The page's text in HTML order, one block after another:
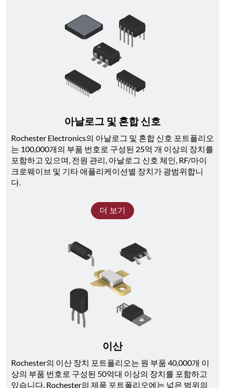
아날로그 및 혼합 신호
Rochester Electronics의 아날로그 및 혼합 신호 포트폴리오
는 100,000개의 부품 번호로 구성된 25억 개 이상의 장치를
포함하고 있으며, 전원 관리, 아날로그 신호 체인, RF/마이
크로웨이브 및 기타 애플리케이션별 장치가 광범위합니
다.
더 보기
이산
Rochester의 이산 장치 포트폴리오는 원 부품 40,000개 이
상의 부품 번호로 구성된 50억대 이상의 장치를 포함하고
있습니다. Rochester의 제품 포트폴리오에는 넓은 범위의